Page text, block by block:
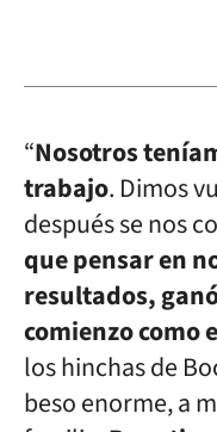
“Nosotros
trabajo. Dimos
después se nos
que pensar en
resultados,
comienzo como
los hinchas de
beso enorme, a